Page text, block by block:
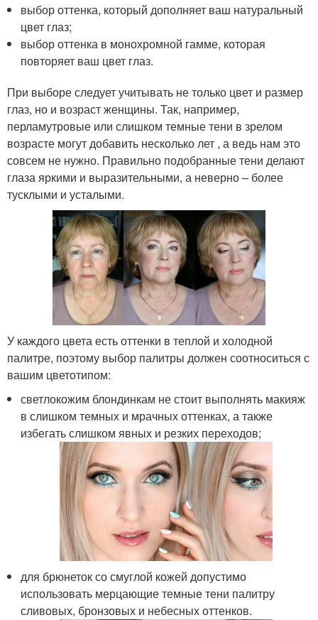
выбор оттенка, который дополняет ваш натуральный
цвет глаз;
выбор оттенка в монохромной гамме, которая
повторяет ваш цвет глаз.
При выборе следует учитывать не только цвет и размер
глаз, но и возраст женщины. Так, например,
перламутровые или слишком темные тени в зрелом
возрасте могут добавить несколько лет , а ведь нам это
совсем не нужно. Правильно подобранные тени делают
глаза яркими и выразительными, а неверно – более
тусклыми и усталыми.
У каждого цвета есть оттенки в теплой и холодной
палитре, поэтому выбор палитры должен соотноситься с
вашим цветотипом:
светлокожим блондинкам не стоит выполнять макияж
в слишком темных и мрачных оттенках, а также
избегать слишком явных и резких переходов;
для брюнеток со смуглой кожей допустимо
использовать мерцающие темные тени палитру
сливовых, бронзовых и небесных оттенков.